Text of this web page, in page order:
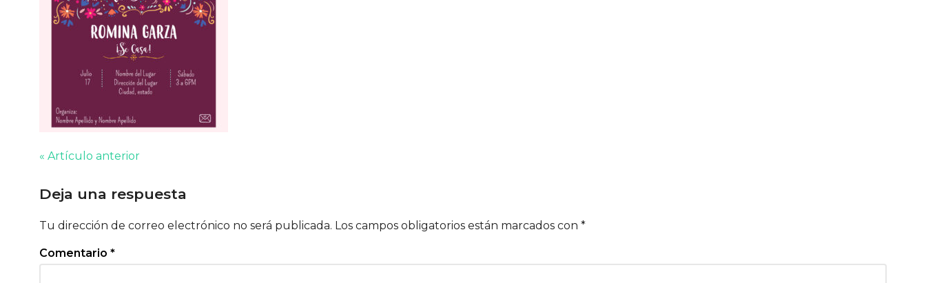
« Artículo anterior
Deja una respuesta
Tu dirección de correo electrónico no será publicada. Los campos obligatorios están marcados con *
Comentario *